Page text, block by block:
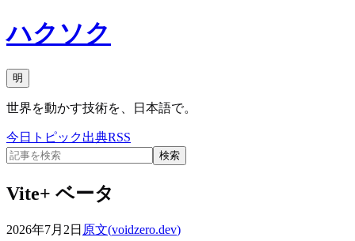
ハクソク
明
世界を動かす技術を、日本語で。
今日 トピック出典RSS
検索
Vite+ ベータ
2026年7月2日 原文(voidzero.dev)